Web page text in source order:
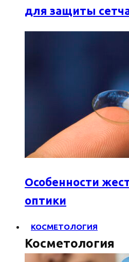
для защиты
Особенности
оптики
КОСМЕТОЛОГИЯ
Косметология